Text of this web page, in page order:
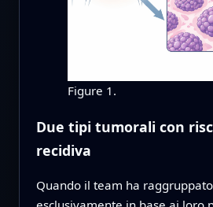
Figure 1.
Due tipi tumorali con
recidiva
Quando il team ha